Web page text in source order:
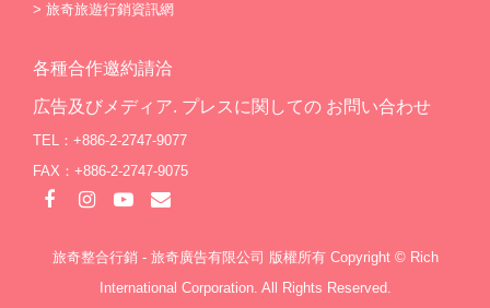
> 旅奇旅遊行銷資訊網
各種合作邀約請洽
広告及びメディア. プレスに関しての お問い合わせ
TEL：+886-2-2747-9077
FAX：+886-2-2747-9075
旅奇整合行銷 - 旅奇廣告有限公司 版權所有 Copyright © Rich
International Corporation. All Rights Reserved.